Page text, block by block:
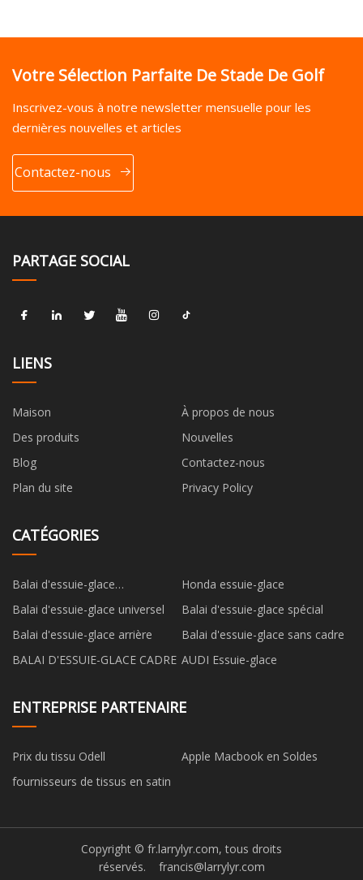
Votre Sélection Parfaite De Stade De Golf
Inscrivez-vous à notre newsletter mensuelle pour les
dernières nouvelles et articles
Contactez-nous
PARTAGE SOCIAL
LIENS
Maison
À propos de nous
Des produits
Nouvelles
Blog
Contactez-nous
Plan du site
Privacy Policy
CATÉGORIES
Balai d'essuie-glace
multifonctionnel
Honda essuie-glace
Balai d'essuie-glace universel
Balai d'essuie-glace spécial
Balai d'essuie-glace arrière
Balai d'essuie-glace sans cadre
BALAI D'ESSUIE-GLACE CADRE AUDI Essuie-glace
ENTREPRISE PARTENAIRE
Prix du tissu Odell
Apple Macbook en Soldes
fournisseurs de tissus en satin
Copyright © fr.larrylyr.com, tous droits
réservés. francis@larrylyr.com